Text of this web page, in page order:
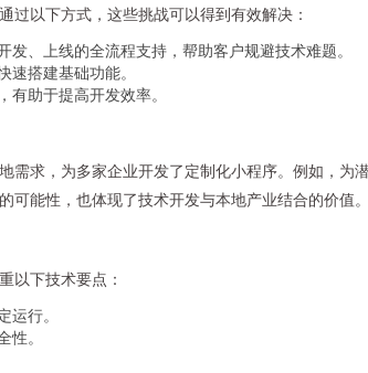
过以下方式，这些挑战可以得到有效解决：
、上线的全流程支持，帮助客户规避技术难题。
速搭建基础功能。
有助于提高开发效率。
求，为多家企业开发了定制化小程序。例如，为
能性，也体现了技术开发与本地产业结合的价值。
以下技术要点：
运行。
性。